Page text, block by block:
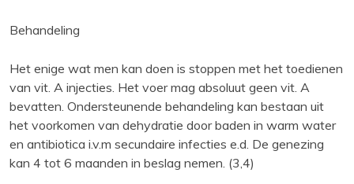
Behandeling
Het enige wat men kan doen is stoppen met het toedienen
van vit. A injecties. Het voer mag absoluut geen vit. A
bevatten. Ondersteunende behandeling kan bestaan uit
het voorkomen van dehydratie door baden in warm water
en antibiotica i.v.m secundaire infecties e.d. De genezing
kan 4 tot 6 maanden in beslag nemen. (3,4)